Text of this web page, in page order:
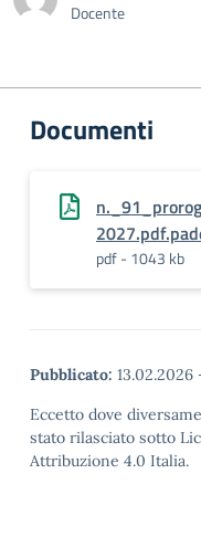
Docente
Documenti
pdf - 1043 kb
Pubblicato: 13.02.2026
Eccetto dove
stato rilasciato sotto
Attribuzione 4.0 Italia.